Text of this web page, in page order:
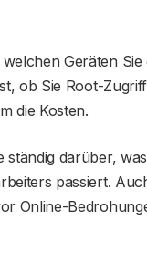
Geräten
ob Sie Root-
die Kosten.
ständig darüber,
passiert.
Online-